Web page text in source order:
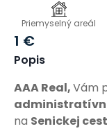
Priemyselný areál
1 €
Popis
AAA Real,Vám
na Senickej